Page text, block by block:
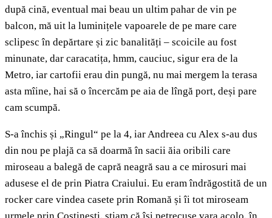
după cină, eventual mai beau un ultim pahar de vin pe
balcon, mă uit la luminițele vapoarele de pe mare care
sclipesc în depărtare și zic banalități – scoicile au fost
minunate, dar caracatița, hmm, cauciuc, sigur era de la
Metro, iar cartofii erau din pungă, nu mai mergem la terasa
asta mîine, hai să o încercăm pe aia de lîngă port, deși pare
cam scumpă.
S-a închis și „Ringul“ pe la 4, iar Andreea cu Alex s-au dus
din nou pe plajă ca să doarmă în sacii ăia oribili care
miroseau a balegă de capră neagră sau a ce mirosuri mai
adusese el de prin Piatra Craiului. Eu eram îndrăgostită de un
rocker care vindea casete prin Romană și îi tot miroseam